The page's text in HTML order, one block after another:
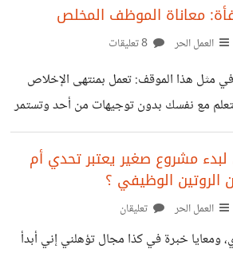
حق الجار وأهميته. وغيرها من العادات التي
والمحبة في المجتمع من تراثنا العربي
معاناة الموظف المخلص
العمل الحر
مثل هذا الموقف: تعمل بمنتهى الإخلاص
مع نفسك بدون توجيهات من أحد وتستمر
بلا ترقية في حين أن كل تقاريرك السنوية
من تعينوا بعدك أصبحوا أعلى منك في التدرج
لبدء مشروع صغير يعتبر تحدي أم
الوظيفي ؟
العمل الحر تعليقان
ومعايا خبرة في كذا مجال تؤهلني إني أبدأ